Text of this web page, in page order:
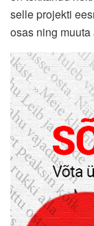
selle projekti
osas ning